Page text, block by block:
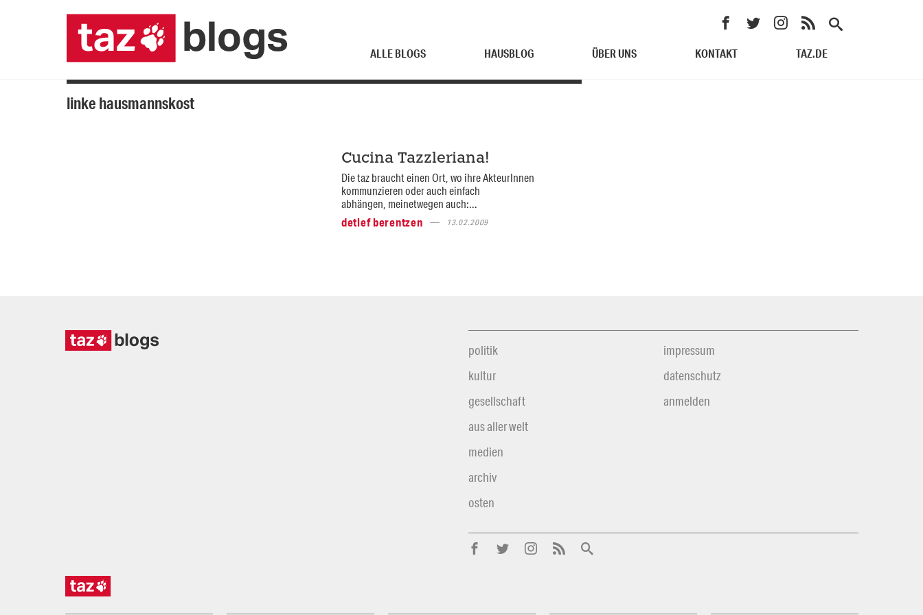
ALLE BLOGS HAUSBLOG ÜBER UNS KONTAKT TAZ.DE
linke hausmannskost
Cucina Tazzleriana!
Die taz braucht einen Ort, wo ihre AkteurInnen
kommunzieren oder auch einfach
abhängen, meinetwegen auch:...
detlef berentzen
13.02.2009
politik
kultur
gesellschaft
aus aller welt
medien
archiv
osten
impressum
datenschutz
anmelden